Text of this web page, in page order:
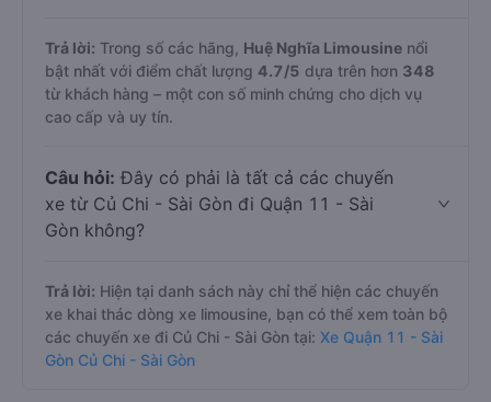
Trả lời: Trong số các hãng, Huệ Nghĩa Limousine nổi
bật nhất với điểm chất lượng 4.7/5 dựa trên hơn 348
từ khách hàng – một con số minh chứng cho dịch vụ
cao cấp và uy tín.
Câu hỏi: Đây có phải là tất cả các chuyến
xe từ Củ Chi - Sài Gòn đi Quận 11 - Sài
Gòn không?
Trả lời: Hiện tại danh sách này chỉ thể hiện các chuyến
xe khai thác dòng xe limousine, bạn có thể xem toàn bộ
các chuyến xe đi Củ Chi - Sài Gòn tại: Xe Quận 11 - Sài
Gòn Củ Chi - Sài Gòn